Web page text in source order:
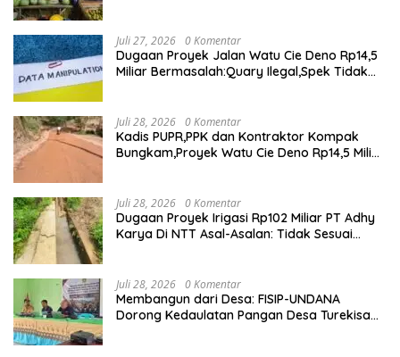
Juli 27, 2026 0 Komentar
Dugaan Proyek Jalan Watu Cie Deno Rp14,5
Miliar Bermasalah:Quary Ilegal,Spek Tidak
Juli 28, 2026 0 Komentar
Kadis PUPR,PPK dan Kontraktor Kompak
Bungkam,Proyek Watu Cie Deno Rp14,5 Miliar
Juli 28, 2026 0 Komentar
Dugaan Proyek Irigasi Rp102 Miliar PT Adhy
Karya Di NTT Asal-Asalan: Tidak Sesuai
Juli 28, 2026 0 Komentar
Membangun dari Desa: FISIP-UNDANA
Dorong Kedaulatan Pangan Desa Turekisa